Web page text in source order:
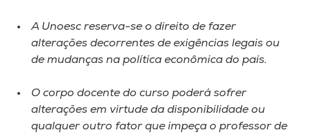
A Unoesc reserva-se o direito de fazer
alterações decorrentes de exigências legais ou
de mudanças na política econômica do país.
O corpo docente do curso poderá sofrer
alterações em virtude da disponibilidade ou
qualquer outro fator que impeça o professor de